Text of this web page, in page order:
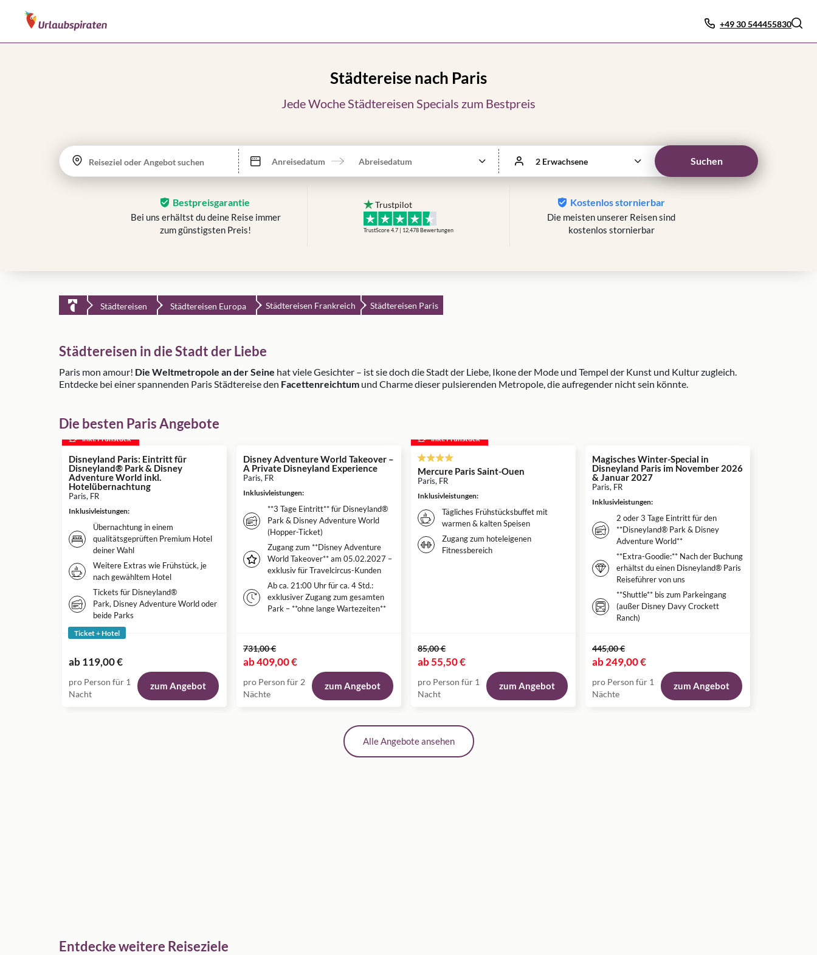
+49 30 544455830
Städtereise nach Paris
Jede Woche Städtereisen Specials zum Bestpreis
Reiseziel oder Angebot suchen Anreisedatum Abreisedatum 2 Erwachsene Suchen
Bestpreisgarantie
Bei uns erhältst du deine Reise immer
zum günstigsten Preis!
Trustpilot
TrustScore 4.7 | 12,478Bewertungen
Kostenlos stornierbar
Die meisten unserer Reisen sind
kostenlos stornierbar
Städtereisen Städtereisen Europa Städtereisen Frankreich Städtereisen Paris
Städtereisen in die Stadt der Liebe
Paris mon amour! Die Weltmetropole an der Seine hat viele Gesichter – ist sie doch die Stadt der Liebe, Ikone der Mode und Tempel der Kunst und Kultur zugleich.
Entdecke bei einer spannenden Paris Städtereise den Facettenreichtum und Charme dieser pulsierenden Metropole, die aufregender nicht sein könnte.
Die besten Paris Angebote
inkl. Frühstück
Disneyland Paris: Eintritt für
Disneyland® Park & Disney
Adventure World inkl.
Hotelübernachtung
Paris, FR
Inklusivleistungen:
Übernachtung in einem
qualitätsgeprüften Premium Hotel
deiner Wahl
Weitere Extras wie Frühstück, je
nach gewähltem Hotel
Tickets für Disneyland®
Park, Disney Adventure World oder
beide Parks
Ticket + Hotel
ab119,00 €
pro Person für 1
Nacht
zum Angebot
Disney Adventure World Takeover –
A Private Disneyland Experience
Paris, FR
Inklusivleistungen:
**3 Tage Eintritt** für Disneyland®
Park & Disney Adventure World
(Hopper-Ticket)
Zugang zum **Disney Adventure
World Takeover** am 05.02.2027 –
exklusiv für Travelcircus-Kunden
Ab ca. 21:00 Uhr für ca. 4 Std.:
exklusiver Zugang zum gesamten
Park – **ohne lange Wartezeiten**
731,00 €
ab409,00 €
pro Person für 2
Nächte
zum Angebot
inkl. Frühstück
Mercure Paris Saint-Ouen
Paris, FR
Inklusivleistungen:
Tägliches Frühstücksbuffet mit
warmen & kalten Speisen
Zugang zum hoteleigenen
Fitnessbereich
85,00 €
ab55,50 €
pro Person für 1
Nacht
zum Angebot
Magisches Winter-Special in
Disneyland Paris im November 2026
& Januar 2027
Paris, FR
Inklusivleistungen:
2 oder 3 Tage Eintritt für den
**Disneyland® Park & Disney
Adventure World**
**Extra-Goodie:** Nach der Buchung
erhältst du einen Disneyland® Paris
Reiseführer von uns
**Shuttle** bis zum Parkeingang
(außer Disney Davy Crockett
Ranch)
445,00 €
ab249,00 €
pro Person für 1
Nächte
zum Angebot
Alle Angebote ansehen
Entdecke weitere Reiseziele